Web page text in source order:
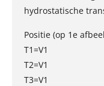
hydrostatische
Positie (op 1e
T1=V1
T2=V1
T3=V1